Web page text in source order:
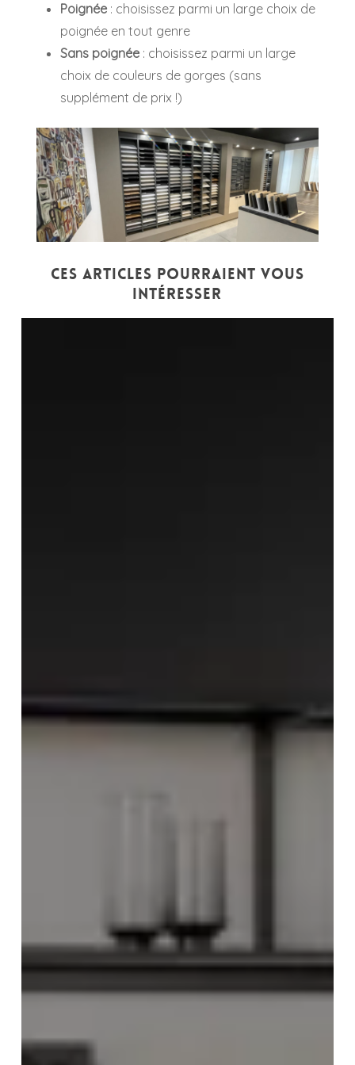
Poignée : choisissez parmi un large choix de
poignée en tout genre
Sans poignée : choisissez parmi un large
choix de couleurs de gorges (sans
supplément de prix !)
Ces articles pourraient vous
intéresser